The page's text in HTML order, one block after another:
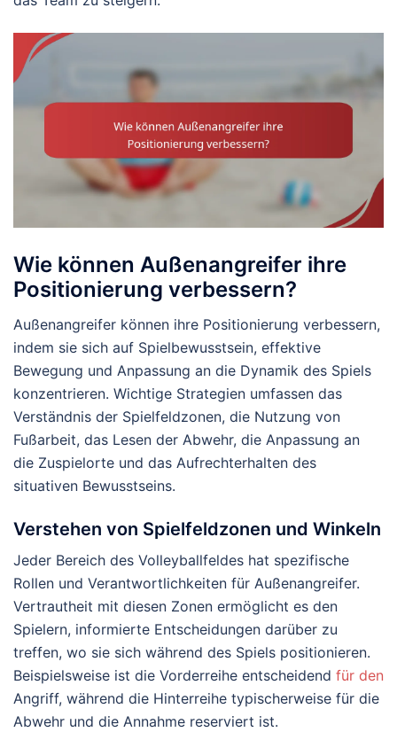
Wie können Außenangreifer ihre
Positionierung verbessern?
Außenangreifer können ihre Positionierung verbessern,
indem sie sich auf Spielbewusstsein, effektive
Bewegung und Anpassung an die Dynamik des Spiels
konzentrieren. Wichtige Strategien umfassen das
Verständnis der Spielfeldzonen, die Nutzung von
Fußarbeit, das Lesen der Abwehr, die Anpassung an
die Zuspielorte und das Aufrechterhalten des
situativen Bewusstseins.
Verstehen von Spielfeldzonen und Winkeln
Jeder Bereich des Volleyballfeldes hat spezifische
Rollen und Verantwortlichkeiten für Außenangreifer.
Vertrautheit mit diesen Zonen ermöglicht es den
Spielern, informierte Entscheidungen darüber zu
treffen, wo sie sich während des Spiels positionieren.
Beispielsweise ist die Vorderreihe entscheidend für den
Angriff, während die Hinterreihe typischerweise für die
Abwehr und die Annahme reserviert ist.